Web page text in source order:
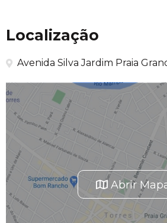
Localização
Avenida Silva Jardim Praia
Abrir